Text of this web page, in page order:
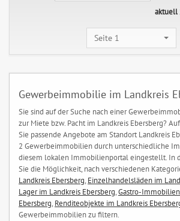
aktuell
Seite 1
Gewerbeimmobilie im Landkreis
Sie sind auf der Suche nach einer
zur Miete bzw. Pacht im Landkreis Ebersberg?
Sie passende Angebote am Standort Landkreis
2 Gewerbeimmobilien durch unterschiedliche
diesem lokalen Immobilienportal eingestellt. In
Sie die Möglichkeit, nach verschiedenen
Landkreis Ebersberg, Einzelhandelsläden im
Lager im Landkreis Ebersberg,Gastro-
Ebersberg, Renditeobjekte im Landkreis
Gewerbeimmobilien zu filtern.